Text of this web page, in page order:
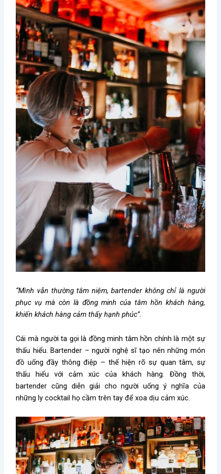
“Mình vẫn thường tâm niệm, bartender không chỉ là người
phục vụ mà còn là đồng minh của tâm hồn khách hàng,
khiến khách hàng cảm thấy hạnh phúc”.
Cái mà người ta gọi là đồng minh tâm hồn chính là một sự
thấu hiểu. Bartender – người nghệ sĩ tạo nên những món
đồ uống đầy thông điệp – thể hiện rõ sự quan tâm, sự
thấu hiểu với cảm xúc của khách hàng. Đồng thời,
bartender cũng diễn giải cho người uống ý nghĩa của
những ly cocktail họ cầm trên tay để xoa dịu cảm xúc.